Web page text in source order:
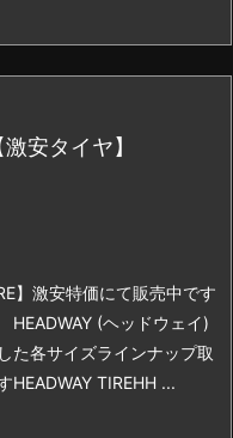
安タイヤ】
】激安特価にて販売中です
(ヘッドウェイ)
た各サイズラインナップ取
HEADWAY TIREHH ...